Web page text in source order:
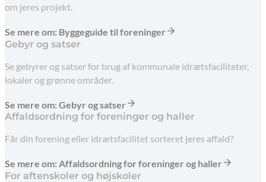
om jeres projekt.
Se mere om: Byggeguide til foreninger
Gebyr og satser
Se gebyrer og satser for brug af kommunale idrætsfaciliteter,
lokaler og grønne områder.
Se mere om: Gebyr og satser
Affaldsordning for foreninger og haller
Får din forening eller idrætsfacilitet sorteret jeres affald?
Se mere om: Affaldsordning for foreninger og haller
For aftenskoler og højskoler